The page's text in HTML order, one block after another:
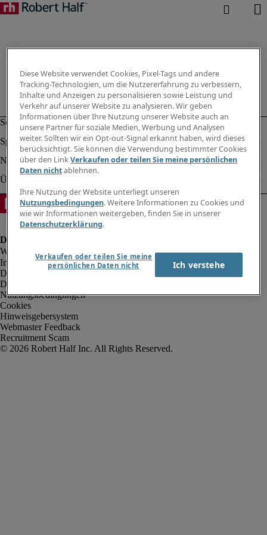
Impressum
Datenschutz
Datenschutz Arbeitnehmer/Zeitarbeitskräfte
Nutzungsbedingungen
Cookies
Hinweisgebersystem
Webmaster Feedback
Recruitment Scam
Diese Website verwendet Cookies, Pixel-Tags und andere
Tracking-Technologien, um die Nutzererfahrung zu verbessern,
Inhalte und Anzeigen zu personalisieren sowie Leistung und
Verkehr auf unserer Website zu analysieren. Wir geben
Informationen über Ihre Nutzung unserer Website auch an
unsere Partner für soziale Medien, Werbung und Analysen
weiter. Sollten wir ein Opt-out-Signal erkannt haben, wird dieses
berücksichtigt. Sie können die Verwendung bestimmter Cookies
über den LinkVerkaufen oder teilen Sie meine persönlichen
Daten nichtablehnen.
Ihre Nutzung der Website unterliegt unseren
Nutzungsbedingungen. Weitere Informationen zu Cookies und
wie wir Informationen weitergeben, finden Sie in unserer
Datenschutzerklärung.
Verkaufen oder teilen Sie meine
persönlichen Daten nicht
Ich verstehe